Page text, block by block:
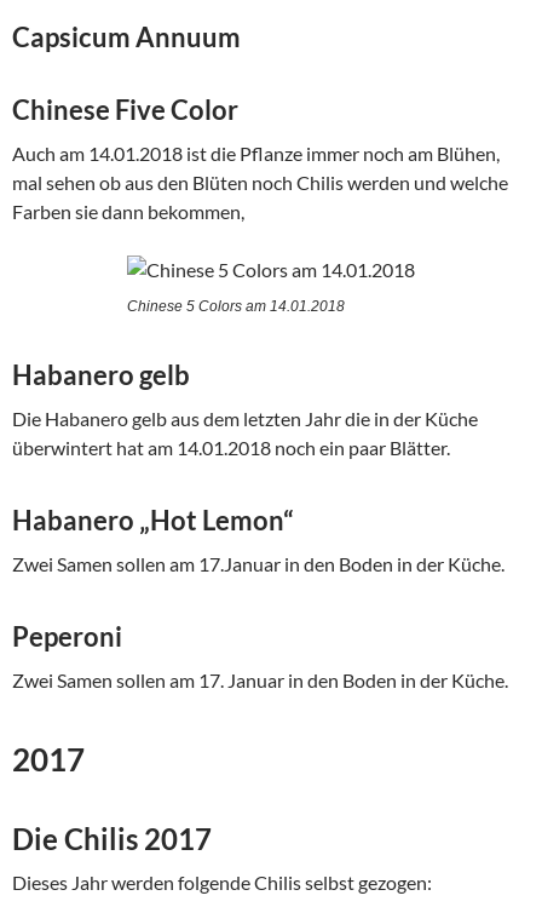
Capsicum Annuum
Chinese Five Color
Auch am 14.01.2018 ist die Pflanze immer noch am Blühen,
mal sehen ob aus den Blüten noch Chilis werden und welche
Farben sie dann bekommen,
Chinese 5 Colors am 14.01.2018
Habanero gelb
Die Habanero gelb aus dem letzten Jahr die in der Küche
überwintert hat am 14.01.2018 noch ein paar Blätter.
Habanero „Hot Lemon“
Zwei Samen sollen am 17.Januar in den Boden in der Küche.
Peperoni
Zwei Samen sollen am 17. Januar in den Boden in der Küche.
2017
Die Chilis 2017
Dieses Jahr werden folgende Chilis selbst gezogen: